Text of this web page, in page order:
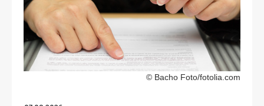
© Bacho Foto/fotolia.com